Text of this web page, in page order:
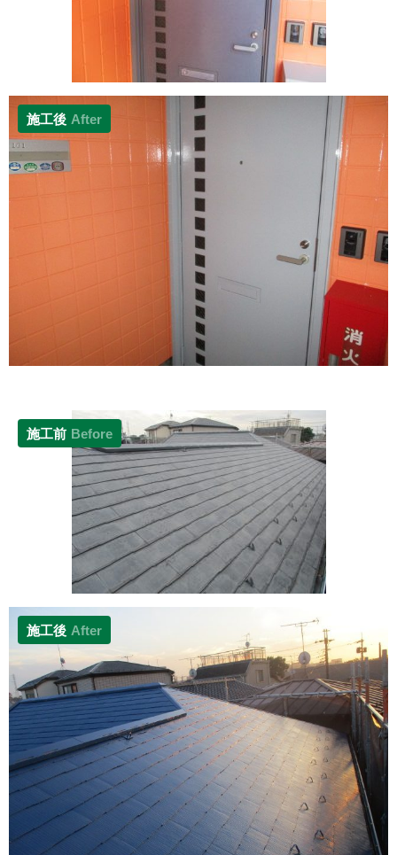
施工後 After
施工前 Before
施工後 After